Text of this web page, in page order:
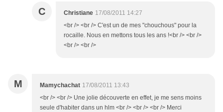
C Christiane 17/08/2011 14:27
<br /> <br /> C'est un de mes "chouchous" pour la
rocaille. Nous en mettons tous les ans !<br /> <br />
<br /> <br />
M Mamychachat 17/08/2011 13:43
<br /> <br /> Une jolie découverte en effet, je me sens moins
seule d'habiter dans un hlm <br /> <br /> <br /> Merci